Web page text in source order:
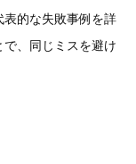
的な失敗事例を詳
、同じミスを避け